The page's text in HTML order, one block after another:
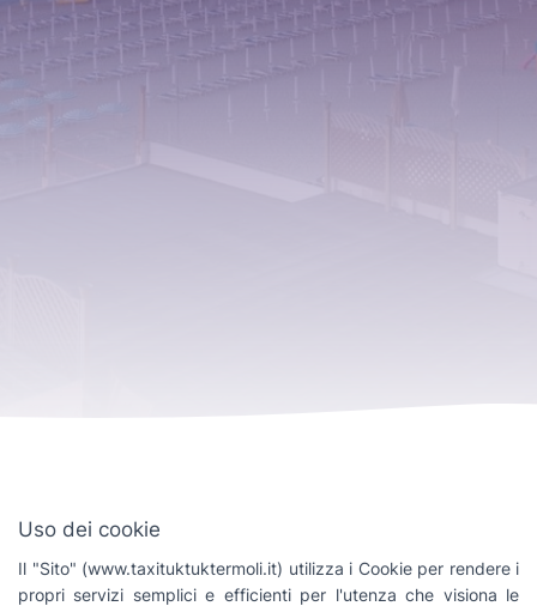
Uso dei cookie
Il "Sito" (www.taxituktuktermoli.it) utilizza i Cookie per rendere i
propri servizi semplici e efficienti per l'utenza che visiona le